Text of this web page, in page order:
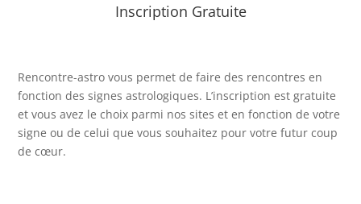
Inscription Gratuite
Rencontre-astro vous permet de faire des rencontres en
fonction des signes astrologiques. L’inscription est gratuite
et vous avez le choix parmi nos sites et en fonction de votre
signe ou de celui que vous souhaitez pour votre futur coup
de cœur.